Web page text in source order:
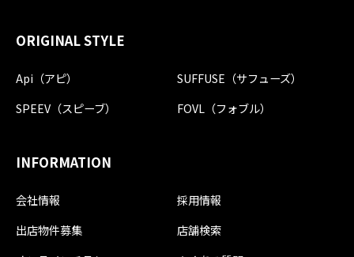
ORIGINAL STYLE
Api（アピ）
SUFFUSE（サフューズ）
SPEEV（スピーブ）
FOVL（フォブル）
INFORMATION
会社情報
採用情報
出店物件募集
店舗検索